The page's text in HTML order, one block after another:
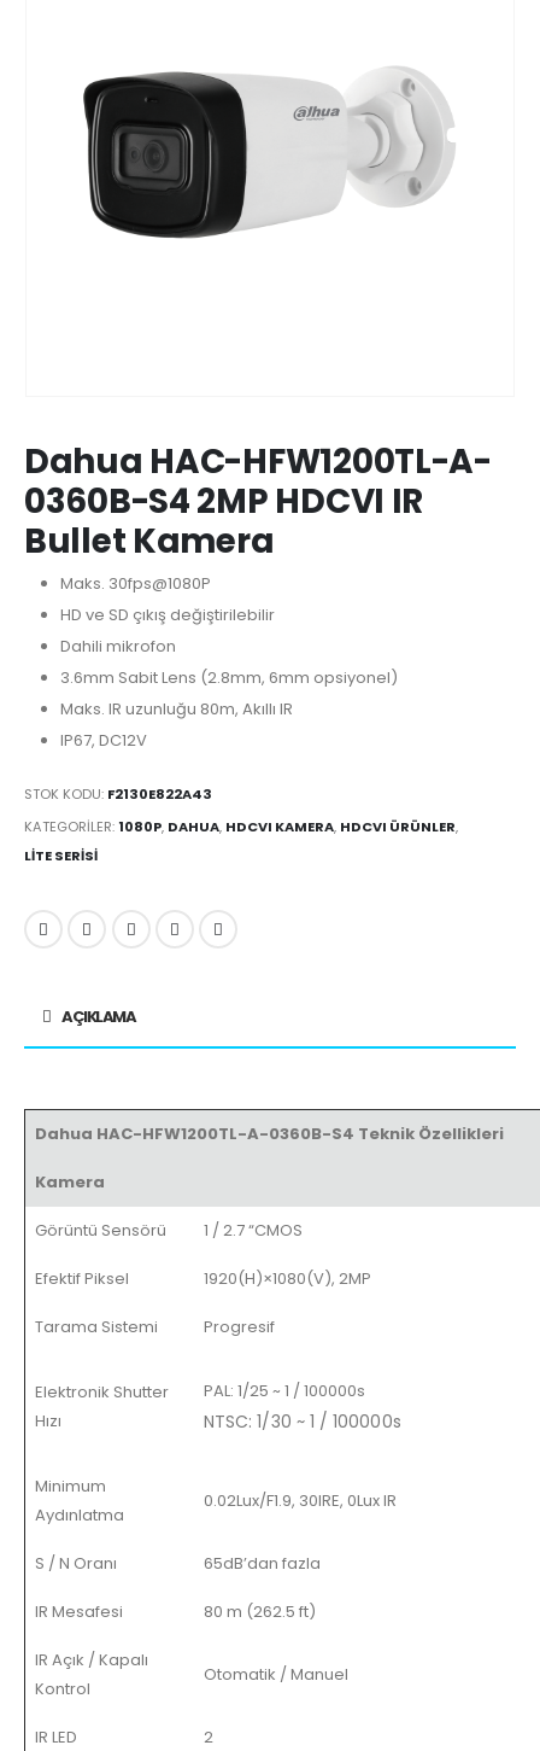
Dahua HAC-HFW1200TL-A-
0360B-S4 2MP HDCVI IR
Bullet Kamera
Maks. 30fps@1080P
HD ve SD çıkış değiştirilebilir
Dahili mikrofon
3.6mm Sabit Lens (2.8mm, 6mm opsiyonel)
Maks. IR uzunluğu 80m, Akıllı IR
IP67, DC12V
STOK KODU: F2130E822A43
KATEGORILER:1080P, DAHUA, HDCVI KAMERA, HDCVI ÜRÜNLER,
LITE SERISI
AÇIKLAMA
Dahua HAC-HFW1200TL-A-0360B-S4 Teknik Özellikleri
Kamera
Görüntü Sensörü 1 / 2.7 “CMOS
Efektif Piksel 1920(H)×1080(V), 2MP
Tarama Sistemi Progresif
Elektronik Shutter
Hızı
PAL: 1/25 ~ 1 / 100000s
NTSC: 1/30 ~ 1 / 100000s
Minimum
Aydınlatma
0.02Lux/F1.9, 30IRE, 0Lux IR
S / N Oranı 65dB’dan fazla
IR Mesafesi 80 m (262.5 ft)
IR Açık / Kapalı
Kontrol
Otomatik / Manuel
IR LED 2